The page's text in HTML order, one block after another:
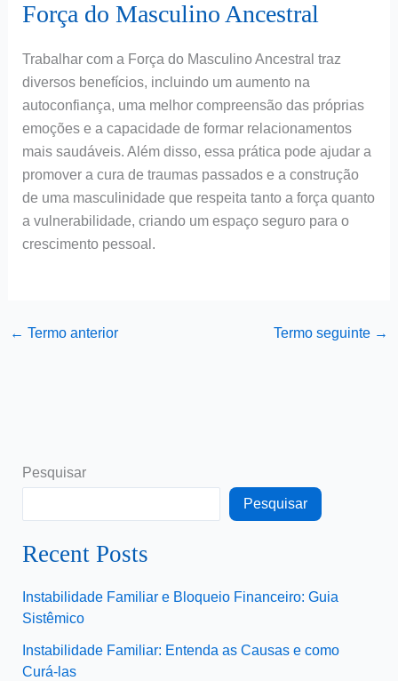
Força do Masculino Ancestral
Trabalhar com a Força do Masculino Ancestral traz
diversos benefícios, incluindo um aumento na
autoconfiança, uma melhor compreensão das próprias
emoções e a capacidade de formar relacionamentos
mais saudáveis. Além disso, essa prática pode ajudar a
promover a cura de traumas passados e a construção
de uma masculinidade que respeita tanto a força quanto
a vulnerabilidade, criando um espaço seguro para o
crescimento pessoal.
← Termo anterior Termo seguinte →
Pesquisar
Pesquisar
Recent Posts
Instabilidade Familiar e Bloqueio Financeiro: Guia
Sistêmico
Instabilidade Familiar: Entenda as Causas e como
Curá-las